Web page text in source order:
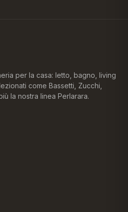
per la casa: letto, bagno, living
come Bassetti, Zucchi,
la nostra linea Perlarara.